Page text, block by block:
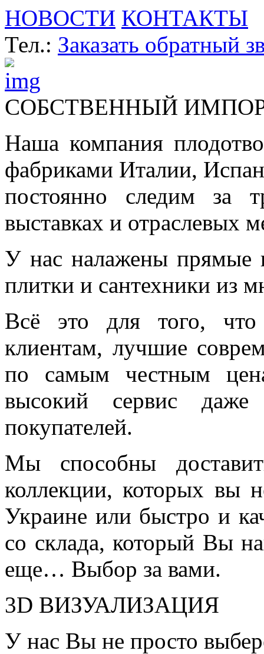
НОВОСТИ КОНТАКТЫ
Тел.: Заказать обратный
СОБСТВЕННЫЙ
Наша компания
фабриками Италии,
постоянно следим за
выставках и отраслевых
У нас налажены прямые
плитки и сантехники из
Всё это для того,
клиентам, лучшие
по самым честным
высокий сервис даже
покупателей.
Мы способны
коллекции, которых вы
Украине или быстро и
со склада, который Вы
еще… Выбор за вами.
3D ВИЗУАЛИЗАЦИЯ
У нас Вы не просто